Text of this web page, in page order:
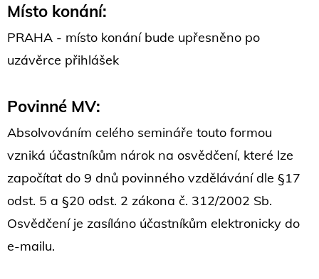
Místo konání:
PRAHA - místo konání bude upřesněno po
uzávěrce přihlášek
Povinné MV:
Absolvováním celého semináře touto formou
vzniká účastníkům nárok na osvědčení, které lze
započítat do 9 dnů povinného vzdělávání dle §17
odst. 5 a §20 odst. 2 zákona č. 312/2002 Sb.
Osvědčení je zasíláno účastníkům elektronicky do
e-mailu.